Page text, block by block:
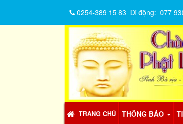
TRANG CHỦ THÔNG BÁO
0254-389 15 83 Di động: 077